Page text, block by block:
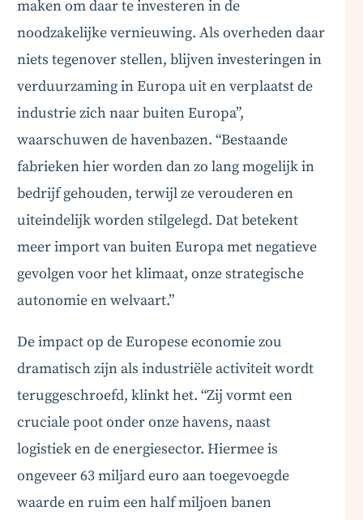
maken om daar te investeren in de
noodzakelijke vernieuwing. Als overheden daar
niets tegenover stellen, blijven investeringen in
verduurzaming in Europa uit en verplaatst de
industrie zich naar buiten Europa”,
waarschuwen de havenbazen. “Bestaande
fabrieken hier worden dan zo lang mogelijk in
bedrijf gehouden, terwijl ze verouderen en
uiteindelijk worden stilgelegd. Dat betekent
meer import van buiten Europa met negatieve
gevolgen voor het klimaat, onze strategische
autonomie en welvaart.”
De impact op de Europese economie zou
dramatisch zijn als industriële activiteit wordt
teruggeschroefd, klinkt het. “Zij vormt een
cruciale poot onder onze havens, naast
logistiek en de energiesector. Hiermee is
ongeveer 63 miljard euro aan toegevoegde
waarde en ruim een half miljoen banen
BoardBuddy